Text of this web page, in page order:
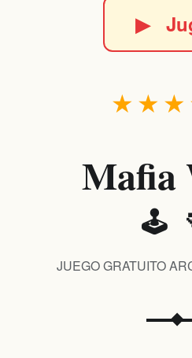
▶
★
★
★
Mafia
🕹️
JUEGO GRATUITO